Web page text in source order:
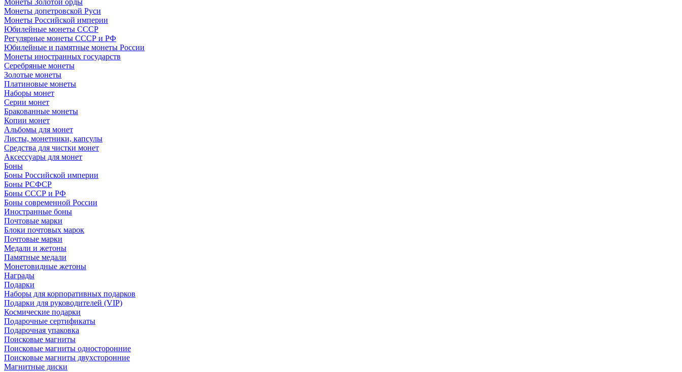
Монеты Золотой орды
Монеты допетровской Руси
Монеты Российской империи
Юбилейные монеты СССР
Регулярные монеты СССР и РФ
Юбилейные и памятные монеты России
Монеты иностранных государств
Серебряные монеты
Золотые монеты
Платиновые монеты
Наборы монет
Серии монет
Бракованные монеты
Копии монет
Альбомы для монет
Листы, монетники, капсулы
Средства для чистки монет
Аксессуары для монет
Боны
Боны Российской империи
Боны РСФСР
Боны СССР и РФ
Боны современной России
Иностранные боны
Почтовые марки
Блоки почтовых марок
Почтовые марки
Медали и жетоны
Памятные медали
Монетовидные жетоны
Награды
Подарки
Наборы для корпоративных подарков
Подарки для руководителей (VIP)
Космические подарки
Подарочные сертификаты
Подарочная упаковка
Поисковые магниты
Поисковые магниты односторонние
Поисковые магниты двухсторонние
Магнитные диски